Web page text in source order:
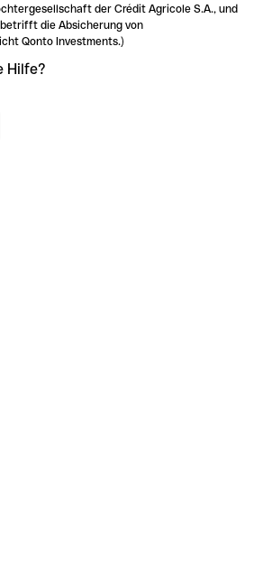
der Crédit Agricole S.A., und
betrifft die Absicherung von
Qonto Investments.)
Hilfe?